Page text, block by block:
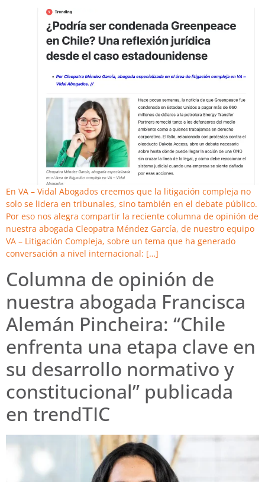
En VA – Vidal Abogados creemos que la litigación compleja no
solo se lidera en tribunales, sino también en el debate público.
Por eso nos alegra compartir la reciente columna de opinión de
nuestra abogada Cleopatra Méndez García, de nuestro equipo
VA – Litigación Compleja, sobre un tema que ha generado
conversación a nivel internacional: […]
Columna de opinión de
nuestra abogada Francisca
Alemán Pincheira: “Chile
enfrenta una etapa clave en
su desarrollo normativo y
constitucional” publicada
en trendTIC